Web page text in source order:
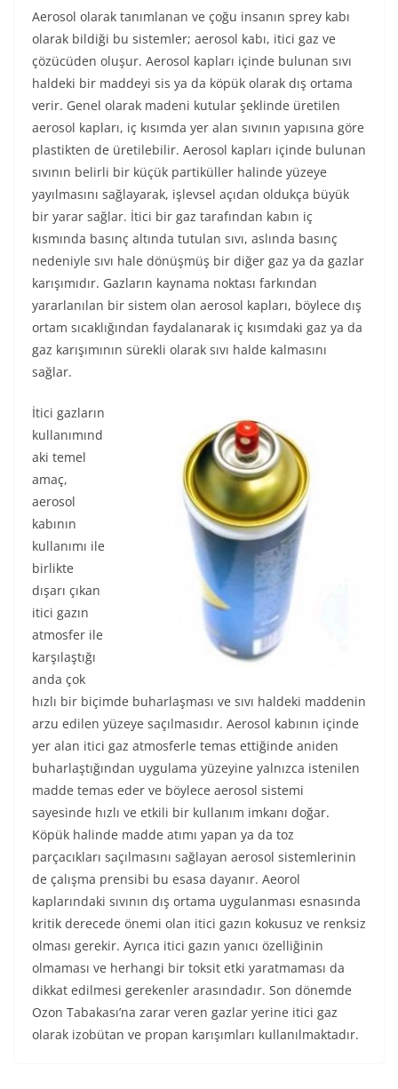
Aerosol olarak tanımlanan ve çoğu insanın sprey kabı
olarak bildiği bu sistemler; aerosol kabı, itici gaz ve
çözücüden oluşur. Aerosol kapları içinde bulunan sıvı
haldeki bir maddeyi sis ya da köpük olarak dış ortama
verir. Genel olarak madeni kutular şeklinde üretilen
aerosol kapları, iç kısımda yer alan sıvının yapısına göre
plastikten de üretilebilir. Aerosol kapları içinde bulunan
sıvının belirli bir küçük partiküller halinde yüzeye
yayılmasını sağlayarak, işlevsel açıdan oldukça büyük
bir yarar sağlar. İtici bir gaz tarafından kabın iç
kısmında basınç altında tutulan sıvı, aslında basınç
nedeniyle sıvı hale dönüşmüş bir diğer gaz ya da gazlar
karışımıdır. Gazların kaynama noktası farkından
yararlanılan bir sistem olan aerosol kapları, böylece dış
ortam sıcaklığından faydalanarak iç kısımdaki gaz ya da
gaz karışımının sürekli olarak sıvı halde kalmasını
sağlar.
İtici gazların
kullanımınd
aki temel
amaç,
aerosol
kabının
kullanımı ile
birlikte
dışarı çıkan
itici gazın
atmosfer ile
karşılaştığı
anda çok
hızlı bir biçimde buharlaşması ve sıvı haldeki maddenin
arzu edilen yüzeye saçılmasıdır. Aerosol kabının içinde
yer alan itici gaz atmosferle temas ettiğinde aniden
buharlaştığından uygulama yüzeyine yalnızca istenilen
madde temas eder ve böylece aerosol sistemi
sayesinde hızlı ve etkili bir kullanım imkanı doğar.
Köpük halinde madde atımı yapan ya da toz
parçacıkları saçılmasını sağlayan aerosol sistemlerinin
de çalışma prensibi bu esasa dayanır. Aeorol
kaplarındaki sıvının dış ortama uygulanması esnasında
kritik derecede önemi olan itici gazın kokusuz ve renksiz
olması gerekir. Ayrıca itici gazın yanıcı özelliğinin
olmaması ve herhangi bir toksit etki yaratmaması da
dikkat edilmesi gerekenler arasındadır. Son dönemde
Ozon Tabakası’na zarar veren gazlar yerine itici gaz
olarak izobütan ve propan karışımları kullanılmaktadır.